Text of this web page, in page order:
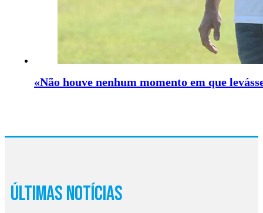
«Não houve nenhum momento em que
Últimas Notícias